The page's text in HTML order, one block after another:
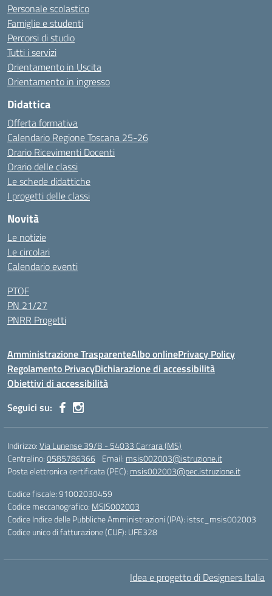
Personale scolastico
Famiglie e studenti
Percorsi di studio
Tutti i servizi
Orientamento in Uscita
Orientamento in ingresso
Didattica
Offerta formativa
Calendario Regione Toscana 25-26
Orario Ricevimenti Docenti
Orario delle classi
Le schede didattiche
I progetti delle classi
Novità
Le notizie
Le circolari
Calendario eventi
PTOF
PN 21/27
PNRR Progetti
Amministrazione TrasparenteAlbo onlinePrivacy Policy
Regolamento PrivacyDichiarazione di accessibilità
Obiettivi di accessibilità
Seguici su:
Indirizzo:Via Lunense 39/B - 54033 Carrara (MS)
Centralino:0585786366 Email: msis002003@istruzione.it
Posta elettronica certificata (PEC): msis002003@pec.istruzione.it
Codice fiscale: 91002030459
Codice meccanografico: MSIS002003
Codice Indice delle Pubbliche Amministrazioni (IPA): istsc_msis002003
Codice unico di fatturazione (CUF): UFE328
Idea e progetto di Designers Italia